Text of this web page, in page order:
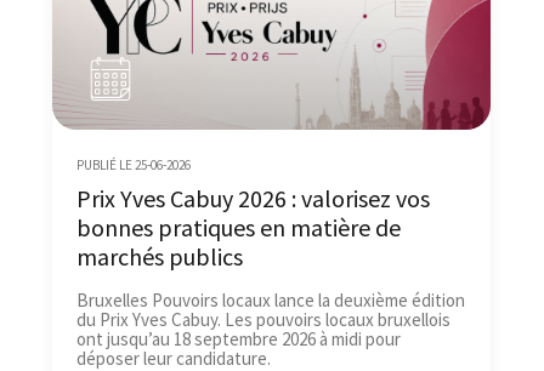
Prix Yves Cabuy 2026 : valorisez vos
bonnes pratiques en matière de
marchés publics
PUBLIÉ LE 25-06-2026
Bruxelles Pouvoirs locaux lance la deuxième édition
du Prix Yves Cabuy. Les pouvoirs locaux bruxellois
ont jusqu’au 18 septembre 2026 à midi pour
déposer leur candidature.